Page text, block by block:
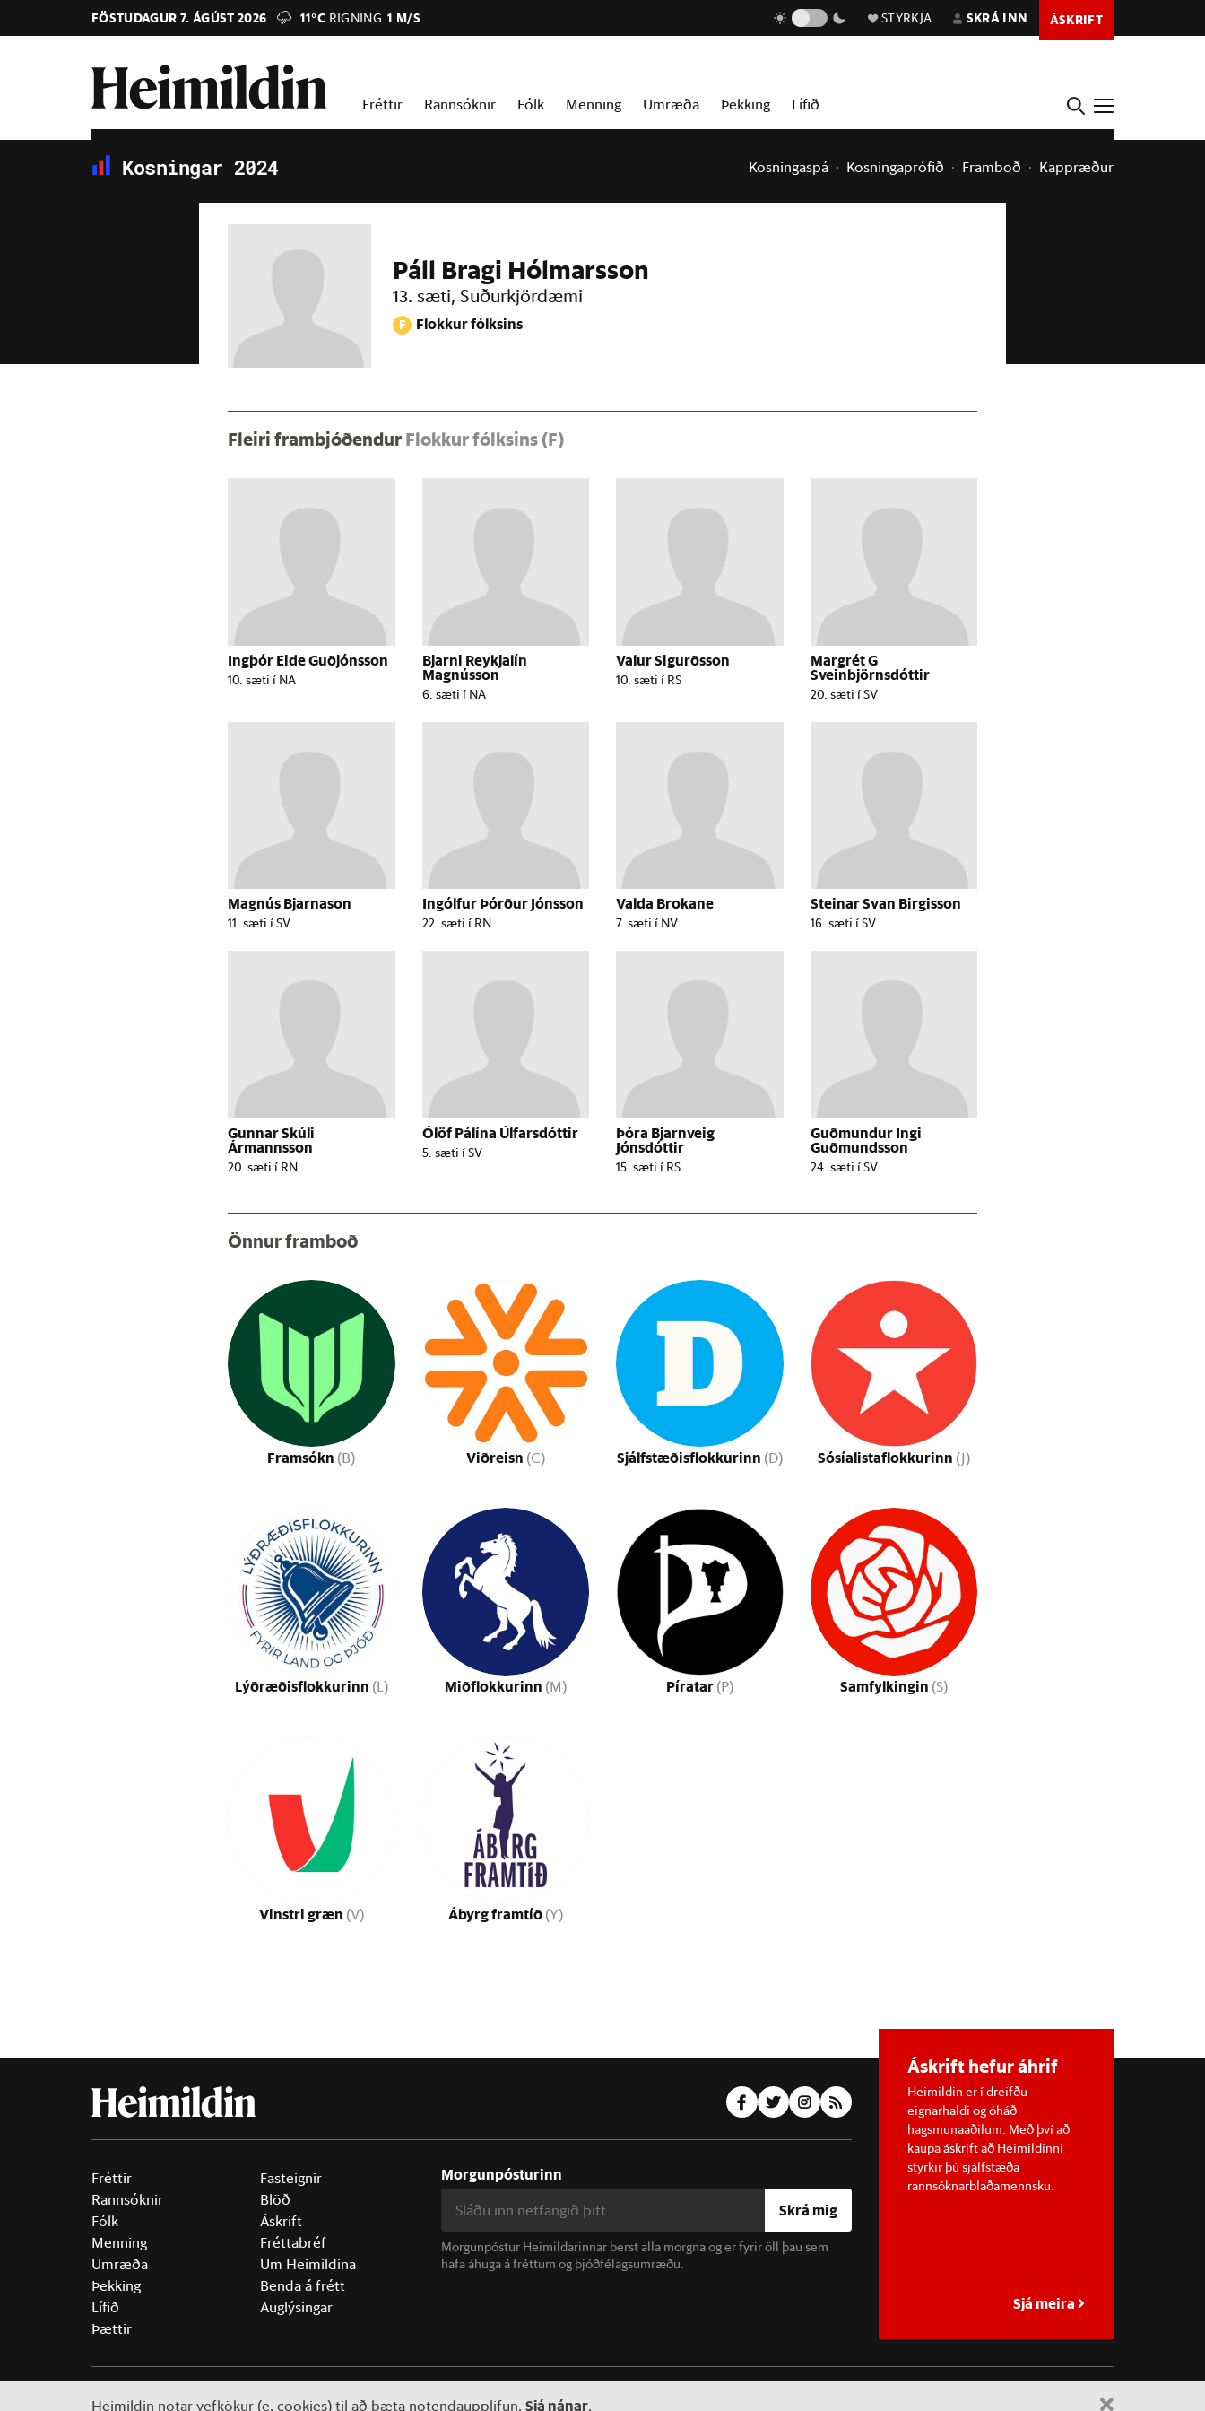
FÖSTUDAGUR 7. ÁGÚST 2026 11°C RIGNING 1 M/S STYRKJA SKRÁ INN ÁSKRIFT
Fréttir Rannsóknir Fólk Menning Umræða Þekking Lífið
Kosningar 2024 Kosningaspá Kosningaprófið Framboð Kappræður
Páll Bragi Hólmarsson
13. sæti, Suðurkjördæmi
F Flokkur fólksins
Fleiri frambjóðendur Flokkur fólksins (F)
Ingþór Eide Guðjónsson
10. sæti í NA
Bjarni Reykjalín
Magnússon
6. sæti í NA
Valur Sigurðsson
10. sæti í RS
Margrét G
Sveinbjörnsdóttir
20. sæti í SV
Magnús Bjarnason
11. sæti í SV
Ingólfur Þórður Jónsson
22. sæti í RN
Valda Brokane
7. sæti í NV
Steinar Svan Birgisson
16. sæti í SV
Gunnar Skúli
Ármannsson
20. sæti í RN
Ólöf Pálína Úlfarsdóttir
5. sæti í SV
Þóra Bjarnveig
Jónsdóttir
15. sæti í RS
Guðmundur Ingi
Guðmundsson
24. sæti í SV
Önnur framboð
Framsókn (B) Viðreisn (C) Sjálfstæðisflokkurinn (D) Sósíalistaflokkurinn (J)
Lýðræðisflokkurinn (L) Miðflokkurinn (M) Píratar (P) Samfylkingin (S)
Vinstri græn (V) Ábyrg framtíð (Y)
Fréttir
Rannsóknir
Fólk
Menning
Umræða
Þekking
Lífið
Þættir
Fasteignir
Blöð
Áskrift
Fréttabréf
Um Heimildina
Benda á frétt
Auglýsingar
Morgunpósturinn
Skrá mig
Morgunpóstur Heimildarinnar berst alla morgna og er fyrir öll þau sem
hafa áhuga á fréttum og þjóðfélagsumræðu.
Áskrift hefur áhrif
Heimildin er í dreifðu
eignarhaldi og óháð
hagsmunaaðilum. Með því að
kaupa áskrift að Heimildinni
styrkir þú sjálfstæða
rannsóknarblaðamennsku.
Sjá meira
Heimildin notar vefkökur (e. cookies) til að bæta notendaupplifun. Sjá nánar.